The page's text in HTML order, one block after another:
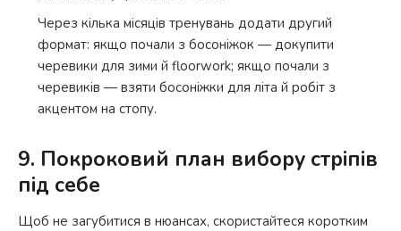
Через кілька місяців тренувань додати другий
формат: якщо почали з босоніжок — докупити
черевики для зими й floorwork; якщо почали з
черевиків — взяти босоніжки для літа й робіт з
акцентом на стопу.
9. Покроковий план вибору стріпів
під себе
Щоб не загубитися в нюансах, скористайтеся коротким